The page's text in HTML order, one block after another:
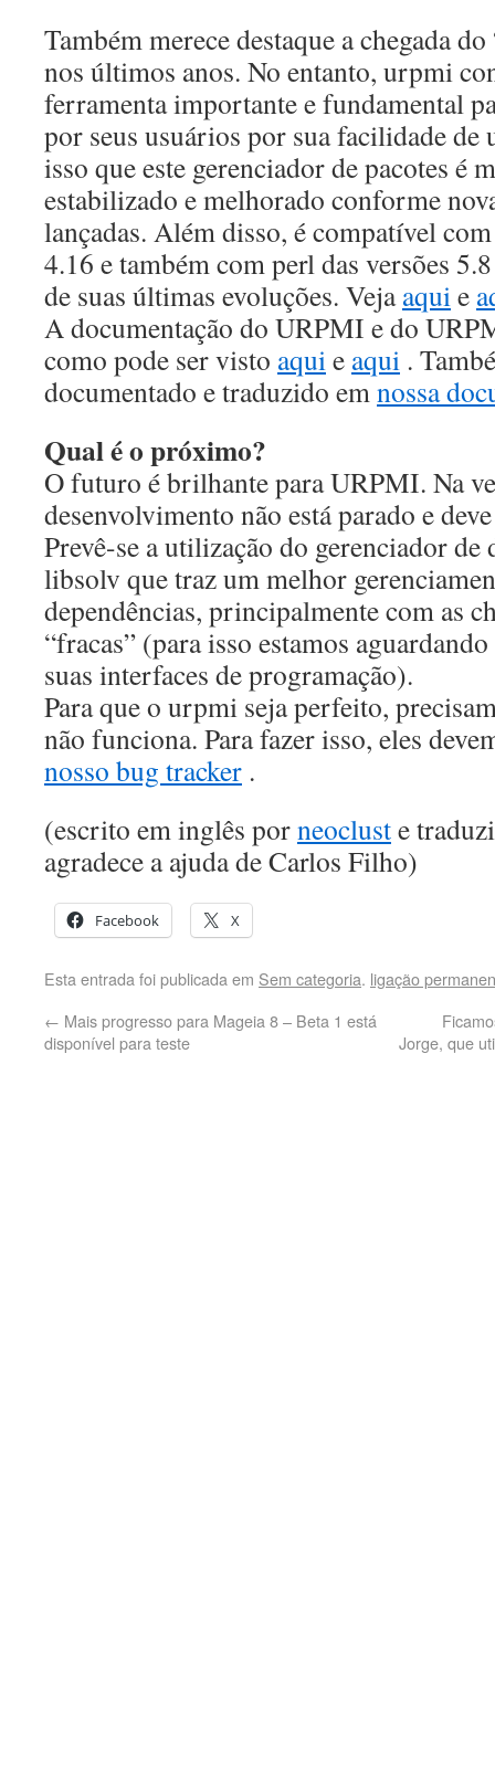
Também merece destaque a chegada
nos últimos anos. No entanto, urpmi
ferramenta importante e fundamental
por seus usuários por sua facilidade de
isso que este gerenciador de pacotes é
estabilizado e melhorado conforme
lançadas. Além disso, é compatível
4.16 e também com perl das versões
de suas últimas evoluções. Vejaaquie
A documentação do URPMI e do
como pode ser visto aquie aqui .
documentado e traduzido emnossa
Qual é o próximo?
O futuro é brilhante para URPMI. Na
desenvolvimento não está parado e
Prevê-se a utilização do gerenciador
libsolv que traz um melhor
dependências, principalmente com as
“fracas” (para isso estamos
suas interfaces de programação).
Para que o urpmi seja perfeito,
não funciona. Para fazer isso, eles
nosso bug tracker .
(escrito em inglês porneocluste
agradece a ajuda de Carlos Filho)
Facebook X
Esta entrada foi publicada em Sem categoria. ligação
← Mais progresso para Mageia 8 – Beta 1 está
disponível para teste
Jorge, que